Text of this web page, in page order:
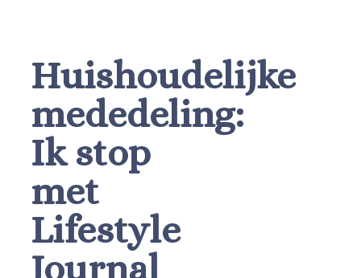
Huishoudelijke
mededeling:
Ik stop
met
Lifestyle
Journal